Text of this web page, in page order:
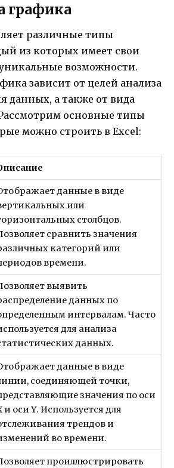
графика
различные типы
из которых имеет свои
возможности.
зависит от целей анализа
данных, а также от вида
основные типы
можно строить в Excel:
данные в виде
или
столбцов.
сравнить значения
категорий или
времени.
выявить
данных по
интервалам. Часто
для анализа
данных.
данные в виде
соединяющей точки,
значения по оси
и оси Y. Используется для
трендов и
во времени.
проиллюстрировать